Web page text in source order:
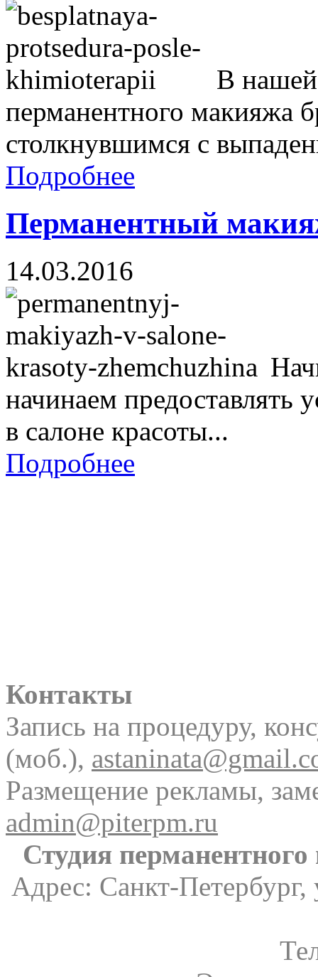
В нашей
перманентного макияжа
столкнувшимся с
Подробнее
Перманентный
14.03.2016
начинаем предоставлять
в салоне красоты...
Подробнее
Контакты
Запись на процедуру,
(моб.),
Размещение рекламы,
admin@piterpm.ru
Студия
Адрес: Санкт-Петербург,